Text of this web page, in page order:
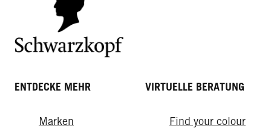
ENTDECKE MEHR
Marken
VIRTUELLE BERATUNG
Find your colour